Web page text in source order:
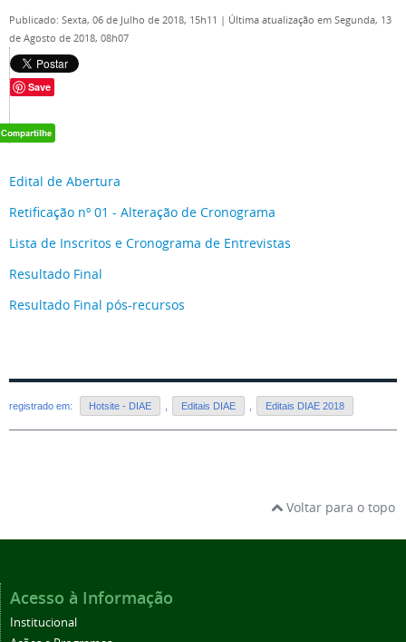
Publicado: Sexta, 06 de Julho de 2018, 15h11 | Última atualização em Segunda, 13
de Agosto de 2018, 08h07
Save
Edital de Abertura
Retificação nº 01 - Alteração de Cronograma
Lista de Inscritos e Cronograma de Entrevistas
Resultado Final
Resultado Final pós-recursos
registrado em: Hotsite - DIAE Editais DIAE Editais DIAE 2018
Voltar para o topo
Acesso à Informação
Institucional